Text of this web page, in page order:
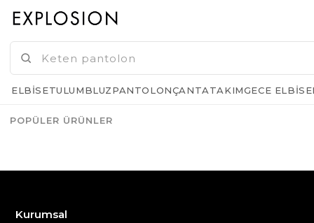
Kurumsal
ELBISETULUMBLUZPANTOLONÇANTATAKIMGECE
POPÜLER ÜRÜNLER